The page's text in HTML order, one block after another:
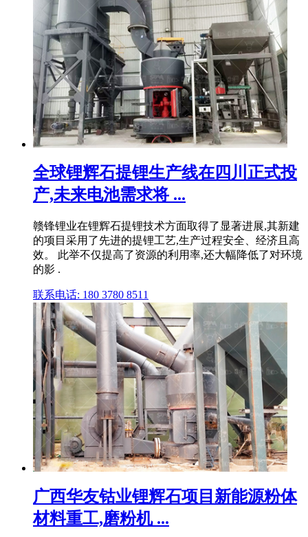
全球锂辉石提锂生产线在四川正式投
产,未来电池需求将 ...
赣锋锂业在锂辉石提锂技术方面取得了显著进展,其新建
的项目采用了先进的提锂工艺,生产过程安全、经济且高
效。 此举不仅提高了资源的利用率,还大幅降低了对环境
的影 .
联系电话: 180 3780 8511
广西华友钴业锂辉石项目新能源粉体
材料重工,磨粉机 ...